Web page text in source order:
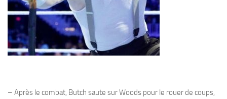
– Après le combat, Butch saute sur Woods pour le rouer de coups,